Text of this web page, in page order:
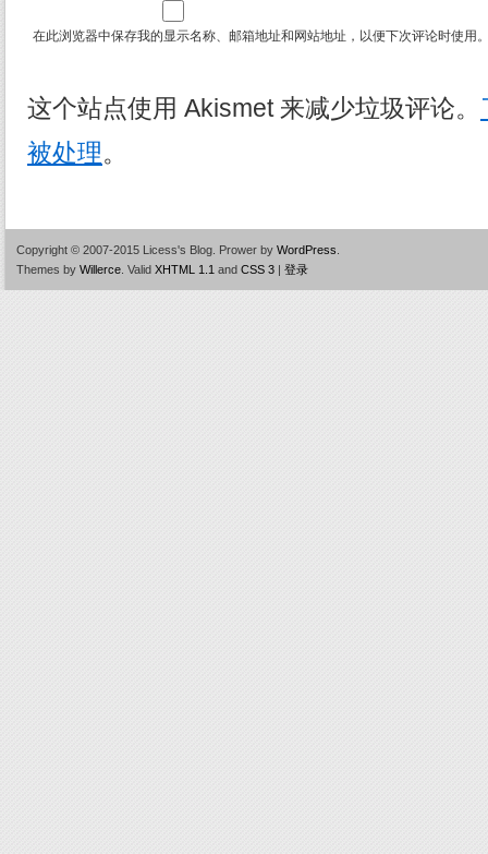
在此浏览器中保存我的显示名称、邮箱地址和网站地址，以便下次评论时使用
这个站点使用 Akismet 来减少垃圾评论。
被处理。
Copyright © 2007-2015 Licess's Blog. Prower by WordPress
Themes by Willerce Valid XHTML 1.1 and CSS 3 | 登录